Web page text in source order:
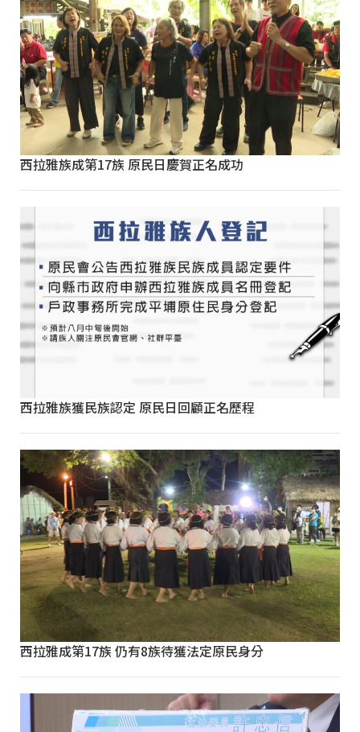
西拉雅族成第17族 原民日慶賀正名成功
西拉雅族獲民族認定 原民日回顧正名歷程
西拉雅成第17族 仍有8族待獲法定原民身分